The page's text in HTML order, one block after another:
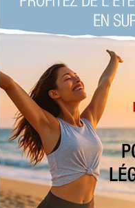
21 - 30 31 - 33
1 2 3 4 5
jour de
qu'hier !
le 06/05/2010 à 19:22